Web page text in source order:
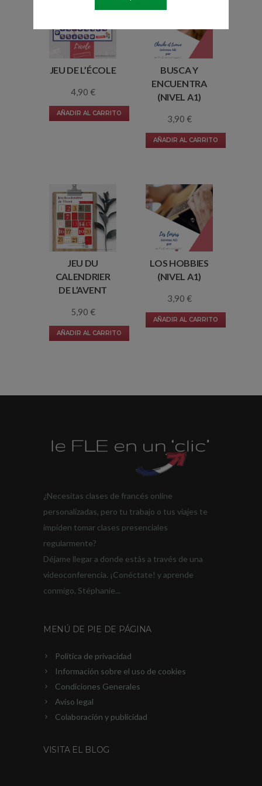
JEU DE L’ÉCOLE
4,90 €
AÑADIR AL CARRITO
BUSCA Y
ENCUENTRA
(NIVEL A1)
3,90 €
AÑADIR AL CARRITO
JEU DU
CALENDRIER
DE L’AVENT
5,90 €
AÑADIR AL CARRITO
LOS HOBBIES
(NIVEL A1)
3,90 €
AÑADIR AL CARRITO
¿Necesitas clases de francés online
personalizadas, pero tu trabajo o tus viajes te
impiden tomar clases presenciales
regularmente?
Déjame llegar a donde estás a través de una
videoconferencia. ¡Conéctate! y aprende
conmigo, Stéphanie...
MENÚ DE PIE DE PÁGINA
Política de privacidad
Información sobre el uso de cookies
Condiciones Generales
Aviso legal
Colaboración y publicidad
VISITA EL BLOG